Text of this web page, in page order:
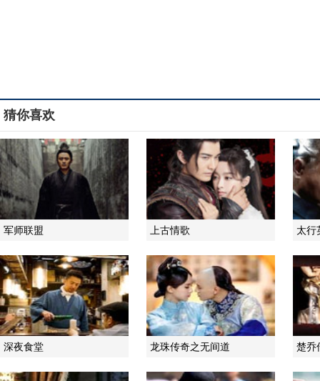
猜你喜欢
军师联盟 上古情歌 太行
深夜食堂 龙珠传奇之无间道 楚乔